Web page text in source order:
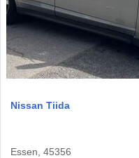
Nissan Tiida
Essen, 45356